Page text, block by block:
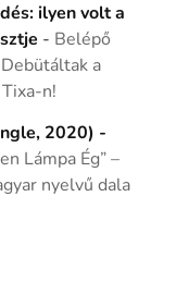
ilyen volt a
- Belépő
a
n!
2020) -
Lámpa Ég” –
nyelvű dala